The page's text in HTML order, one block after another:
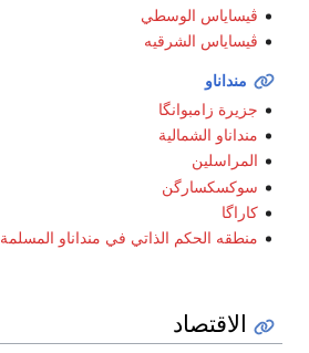
ڤيساياس الوسطي
ڤيساياس الشرقيه
منداناو
جزيرة زامبوانگا
منداناو الشمالية
المراسلين
سوكسكسارگن
كاراگا
منطقه الحكم الذاتي في منداناو المسلمة
الاقتصاد